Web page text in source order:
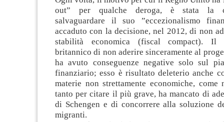
out” per qualche deroga, è stata la
salvaguardare il suo ”eccezionalismo
accaduto con la decisione, nel 2012, di non
stabilità economica (fiscal compact). Il
britannico di non aderire sinceramente al
ha avuto conseguenze negative solo sul
finanziario; esso è risultato deleterio anche
materie non strettamente economiche,
tanto per citare il più grave, ha mancato di
di Schengen e di concorrere alla soluzione
migranti.